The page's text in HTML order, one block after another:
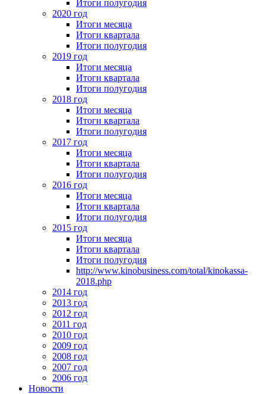
Итоги полугодия
2020 год
Итоги месяца
Итоги квартала
Итоги полугодия
2019 год
Итоги месяца
Итоги квартала
Итоги полугодия
2018 год
Итоги месяца
Итоги квартала
Итоги полугодия
2017 год
Итоги месяца
Итоги квартала
Итоги полугодия
2016 год
Итоги месяца
Итоги квартала
Итоги полугодия
2015 год
Итоги месяца
Итоги квартала
Итоги полугодия
http://www.kinobusiness.com/total/kinokassa-
2018.php
2014 год
2013 год
2012 год
2011 год
2010 год
2009 год
2008 год
2007 год
2006 год
Новости